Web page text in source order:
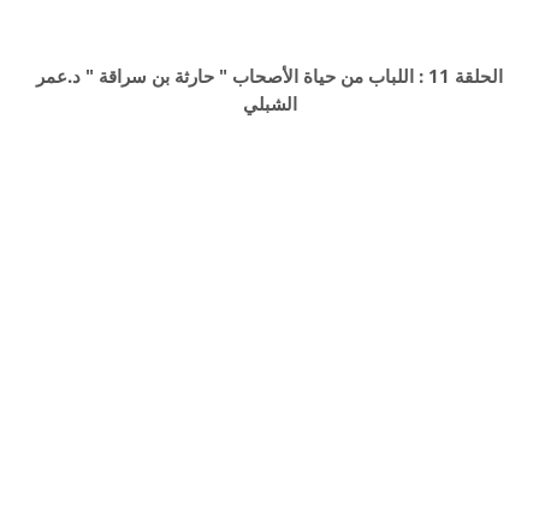
الحلقة 11 : اللباب من حياة الأصحاب " حارثة بن سراقة " د.عمر
الشبلي